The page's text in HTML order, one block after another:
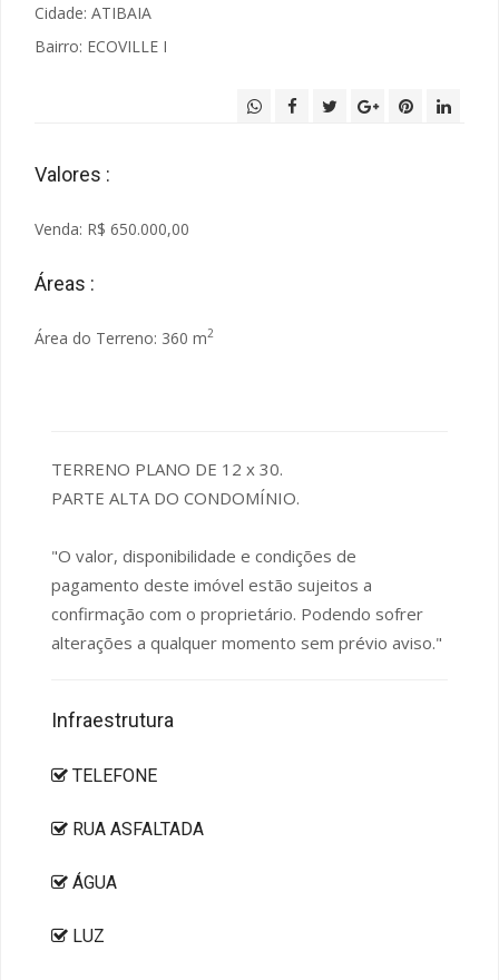
Cidade: ATIBAIA
Bairro: ECOVILLE I
Valores :
Venda: R$ 650.000,00
Áreas :
Área do Terreno: 360 m2
TERRENO PLANO DE 12 x 30.
PARTE ALTA DO CONDOMÍNIO.
"O valor, disponibilidade e condições de
pagamento deste imóvel estão sujeitos a
confirmação com o proprietário. Podendo sofrer
alterações a qualquer momento sem prévio aviso."
Infraestrutura
TELEFONE
RUA ASFALTADA
ÁGUA
LUZ